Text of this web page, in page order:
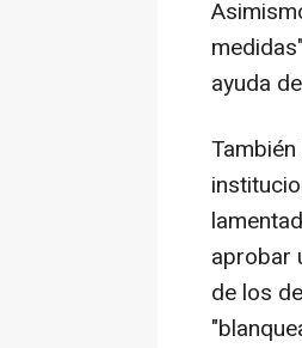
ayuda
aprobar
de los